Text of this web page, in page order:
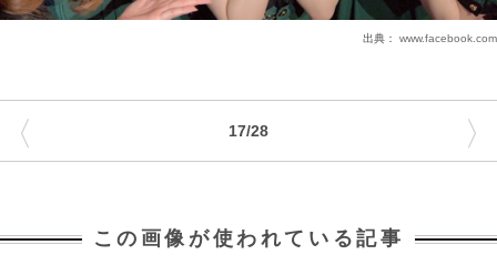
出典： www.facebook.com
17/28
〈 〉
この画像が使われている記事